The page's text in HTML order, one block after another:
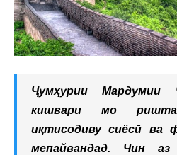
Ҷумҳурии
кишвари мо
иқтисодиву сиёсӣ ва
мепайвандад. Чин